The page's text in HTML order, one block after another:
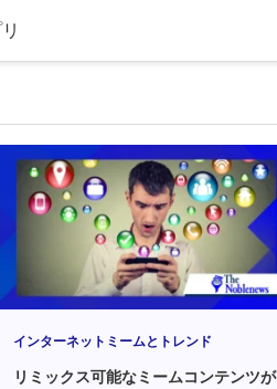
インターネットミームとトレンド
リミックス可能なミームコンテンツが